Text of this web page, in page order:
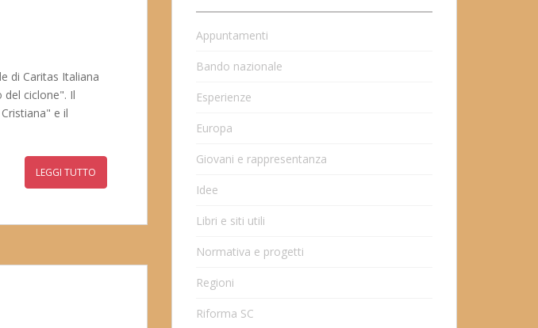
di Caritas Italiana
del ciclone". Il
e il
LEGGI TUTTO
Appuntamenti
Bando nazionale
Esperienze
Europa
Giovani e rappresentanza
Idee
Libri e siti utili
Normativa e progetti
Regioni
Riforma SC